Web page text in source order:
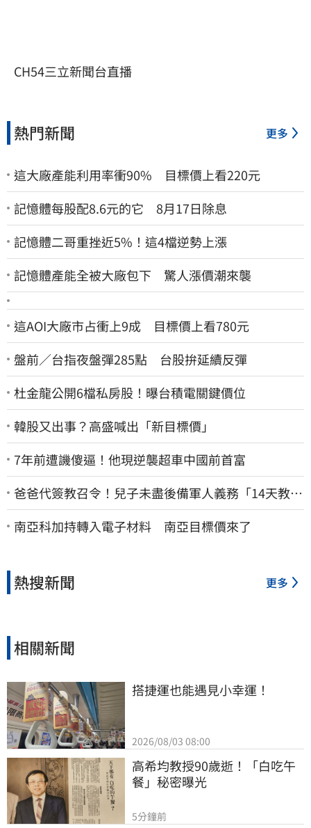
CH54三立新聞台直播
熱門新聞 更多
這大廠產能利用率衝90% 目標價上看220元
記憶體每股配8.6元的它 8月17日除息
記憶體二哥重挫近5%！這4檔逆勢上漲
記憶體產能全被大廠包下 驚人漲價潮來襲
這AOI大廠市占衝上9成 目標價上看780元
盤前／台指夜盤彈285點 台股拚延續反彈
杜金龍公開6檔私房股！曝台積電關鍵價位
韓股又出事？高盛喊出「新目標價」
7年前遭譏傻逼！他現逆襲超車中國前首富
爸爸代簽教召令！兒子未盡後備軍人義務「14天教召
不去」換3個月刑期
南亞科加持轉入電子材料 南亞目標價來了
熱搜新聞 更多
相關新聞
搭捷運也能遇見小幸運！
2026/08/03 08:00
高希均教授90歲逝！「白吃午
餐」秘密曝光
5分鐘前